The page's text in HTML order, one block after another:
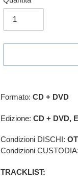
del
nel
Formato:CD + DVD
Edizione:CD + DVD,
Condizioni DISCHI:
Condizioni CUSTODIA:
TRACKLIST: